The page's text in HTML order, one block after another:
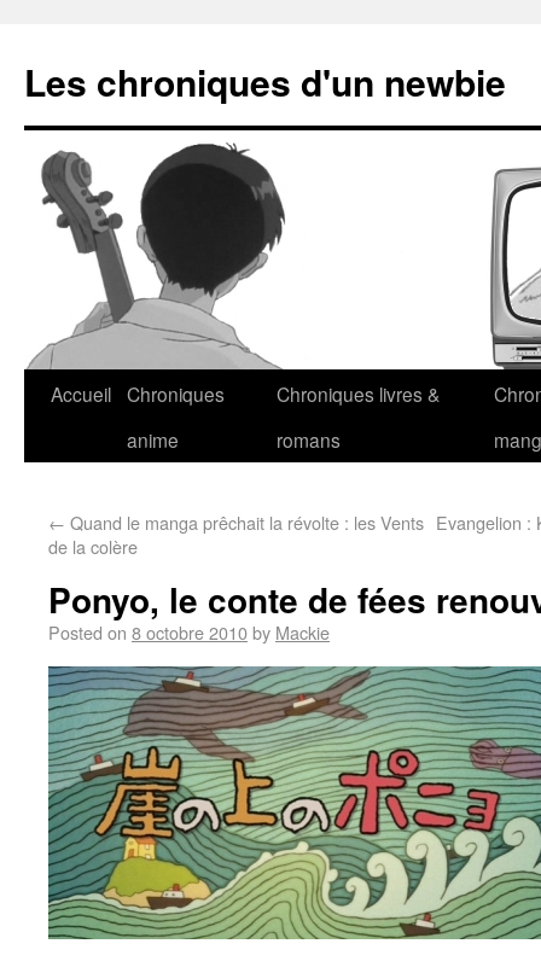
Les chroniques d'un newbie
Accueil Chroniques
anime
Chroniques livres &
romans
← Quand le manga prêchait la révolte : les Vents
de la colère
Evangelion :
Ponyo, le conte de fées
Posted on 8 octobre 2010by Mackie